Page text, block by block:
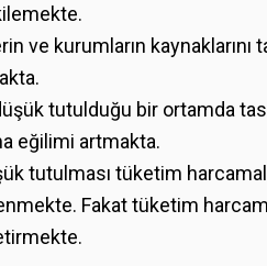
ve kurumların
tutulduğu bir ortamda
eğilimi artmakta.
tutulması tüketim
Fakat tüketim